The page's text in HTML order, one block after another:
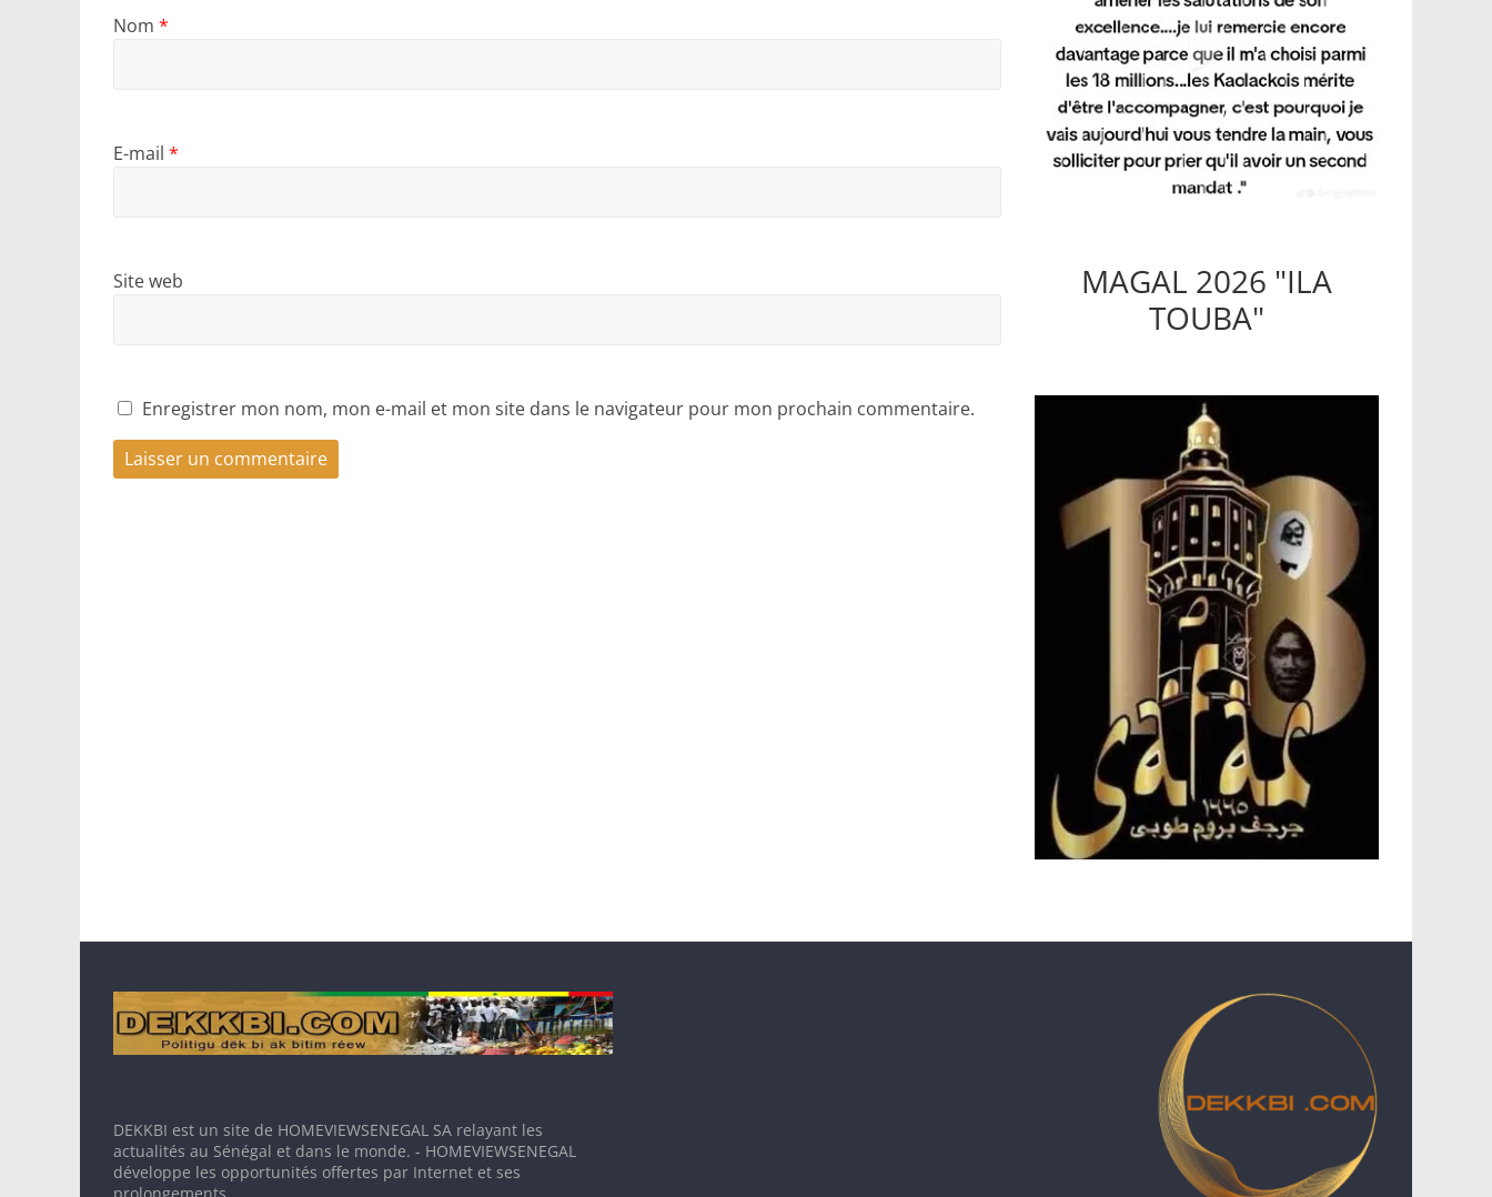
Nom *
E-mail *
Site web
Enregistrer mon nom, mon e-mail et mon site dans le navigateur pour mon prochain commentaire.
MAGAL 2026 "ILA
TOUBA"
DEKKBI est un site de HOMEVIEWSENEGAL SA relayant les
actualités au Sénégal et dans le monde. - HOMEVIEWSENEGAL
développe les opportunités offertes par Internet et ses